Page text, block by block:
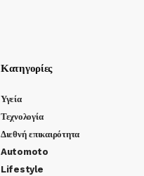
Κατηγορίες
Υγεία
Τεχνολογία
Διεθνή επικαιρότητα
Automoto
Lifestyle